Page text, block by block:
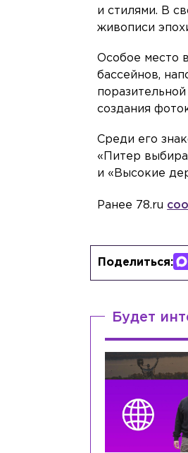
и стилями. В
живописи
Особое место
бассейнов,
создания
Среди его
«Питер
и «Высокие
Ранее 78.ru
Поделиться:
Будет